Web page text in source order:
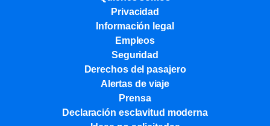
Privacidad
Información legal
Empleos
Seguridad
Derechos del pasajero
Alertas de viaje
Prensa
Declaración esclavitud moderna